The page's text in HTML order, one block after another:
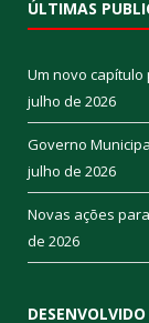
ÚLTIMAS
Um novo capítulo
julho de 2026
Governo
julho de 2026
Novas ações
de 2026